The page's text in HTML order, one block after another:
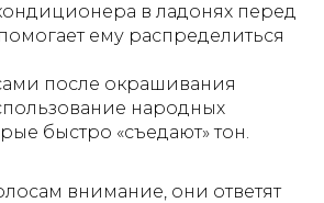
в ладонях перед
ему распределиться
после окрашивания
народных
быстро «съедают» тон.
внимание, они ответят